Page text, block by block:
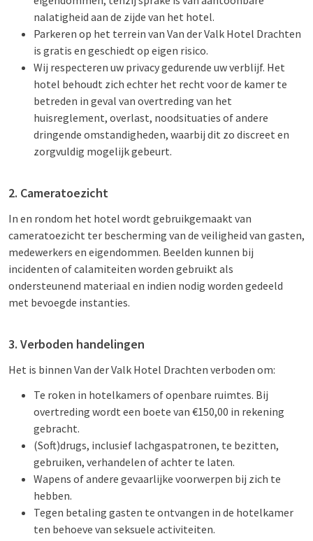
nalatigheid aan de zijde van het hotel.
Parkeren op het terrein van Van der Valk Hotel Drachten
is gratis en geschiedt op eigen risico.
Wij respecteren uw privacy gedurende uw verblijf. Het
hotel behoudt zich echter het recht voor de kamer te
betreden in geval van overtreding van het
huisreglement, overlast, noodsituaties of andere
dringende omstandigheden, waarbij dit zo discreet en
zorgvuldig mogelijk gebeurt.
2. Cameratoezicht
In en rondom het hotel wordt gebruikgemaakt van
cameratoezicht ter bescherming van de veiligheid van gasten,
medewerkers en eigendommen. Beelden kunnen bij
incidenten of calamiteiten worden gebruikt als
ondersteunend materiaal en indien nodig worden gedeeld
met bevoegde instanties.
3. Verboden handelingen
Het is binnen Van der Valk Hotel Drachten verboden om:
Te roken in hotelkamers of openbare ruimtes. Bij
overtreding wordt een boete van €150,00 in rekening
gebracht.
(Soft)drugs, inclusief lachgaspatronen, te bezitten,
gebruiken, verhandelen of achter te laten.
Wapens of andere gevaarlijke voorwerpen bij zich te
hebben.
Tegen betaling gasten te ontvangen in de hotelkamer
ten behoeve van seksuele activiteiten.